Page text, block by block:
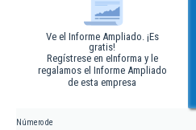
Ve el Informe Ampliado. ¡Es
gratis!
Regístrese en eInforma y le
regalamos el Informe Ampliado
de esta empresa
Número de